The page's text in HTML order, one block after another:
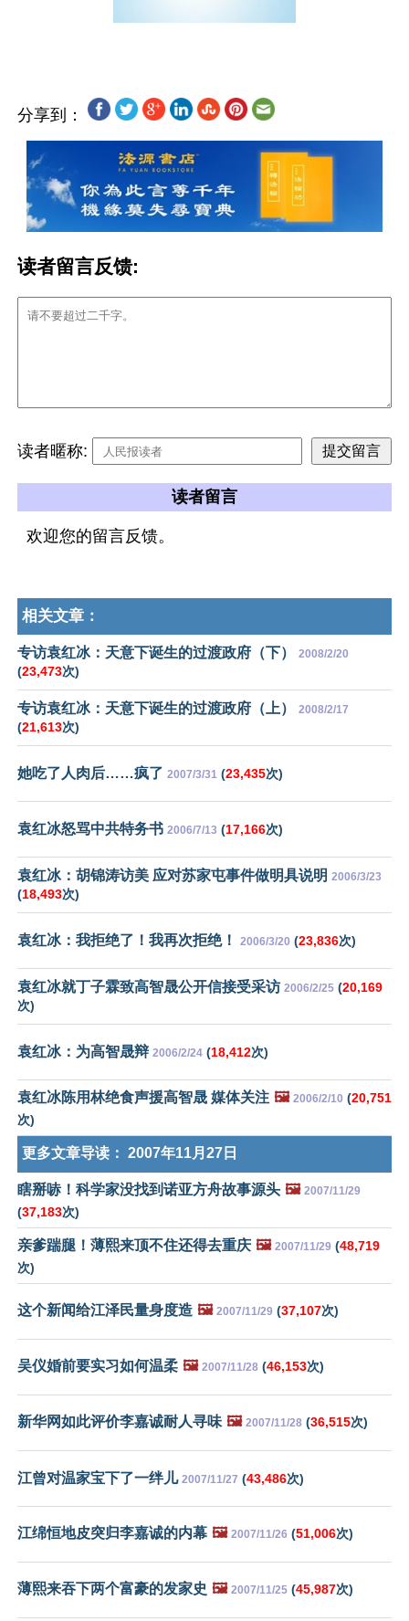
分享到：
读者留言反馈:
读者暱称:
读者留言
欢迎您的留言反馈。
相关文章：
专访袁红冰：天意下诞生的过渡政府（下） 2008/2/20
(23,473次)
专访袁红冰：天意下诞生的过渡政府（上） 2008/2/17
(21,613次)
她吃了人肉后……疯了 2007/3/31 (23,435次)
袁红冰怒骂中共特务书 2006/7/13 (17,166次)
袁红冰：胡锦涛访美 应对苏家屯事件做明具说明 2006/3/23
(18,493次)
袁红冰：我拒绝了！我再次拒绝！ 2006/3/20 (23,836次)
袁红冰就丁子霖致高智晟公开信接受采访 2006/2/25 (20,169
次)
袁红冰：为高智晟辩 2006/2/24 (18,412次)
袁红冰陈用林绝食声援高智晟 媒体关注 🖼️ 2006/2/10 (20,751
次)
更多文章导读： 2007年11月27日
瞎掰哧！科学家没找到诺亚方舟故事源头 🖼️ 2007/11/29
(37,183次)
亲爹踹腿！薄熙来顶不住还得去重庆 🖼️ 2007/11/29 (48,719
次)
这个新闻给江泽民量身度造 🖼️ 2007/11/29 (37,107次)
吴仪婚前要实习如何温柔 🖼️ 2007/11/28 (46,153次)
新华网如此评价李嘉诚耐人寻味 🖼️ 2007/11/28 (36,515次)
江曾对温家宝下了一绊儿 2007/11/27 (43,486次)
江绵恒地皮突归李嘉诚的内幕 🖼️ 2007/11/26 (51,006次)
薄熙来吞下两个富豪的发家史 🖼️ 2007/11/25 (45,987次)